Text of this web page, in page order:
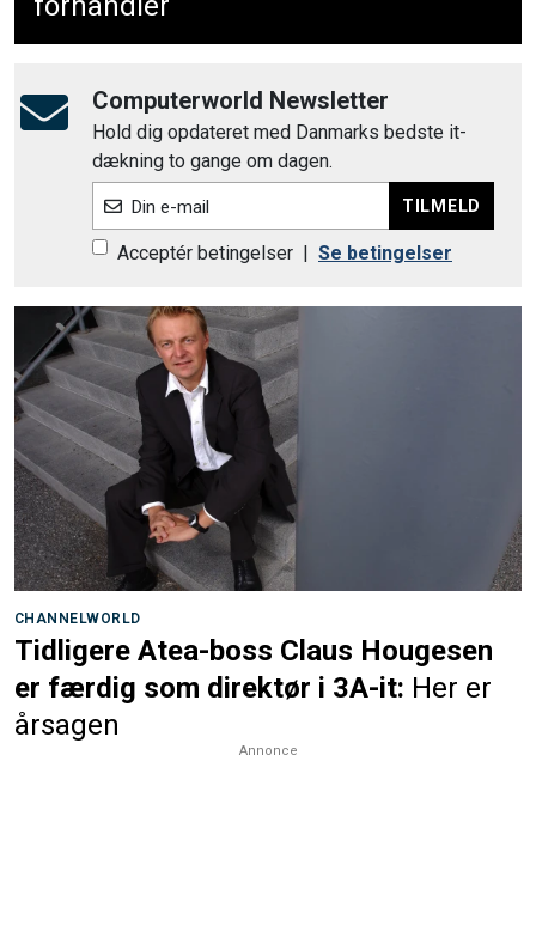
Computerworld Newsletter
Hold dig opdateret med Danmarks bedste it-
dækning to gange om dagen.
Din e-mail TILMELD
Acceptér betingelser Se betingelser
CHANNELWORLD
Tidligere Atea-boss Claus Hougesen
er færdig som direktør i 3A-it: Her er
årsagen
Annonce